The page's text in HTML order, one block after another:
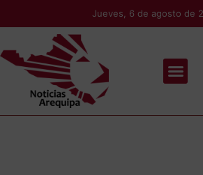
Jueves, 6 de agosto de